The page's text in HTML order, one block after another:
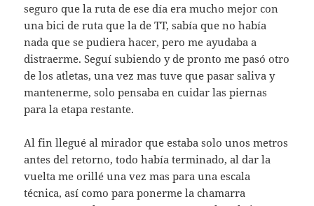
seguro que la ruta de ese día era mucho mejor con
una bici de ruta que la de TT, sabía que no había
nada que se pudiera hacer, pero me ayudaba a
distraerme. Seguí subiendo y de pronto me pasó otro
de los atletas, una vez mas tuve que pasar saliva y
mantenerme, solo pensaba en cuidar las piernas
para la etapa restante.
Al fin llegué al mirador que estaba solo unos metros
antes del retorno, todo había terminado, al dar la
vuelta me orillé una vez mas para una escala
técnica, así como para ponerme la chamarra